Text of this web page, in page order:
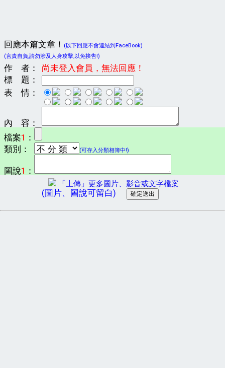
回應本篇文章！
(以下回應不會連結到FaceBook)
(言責自負,請勿涉及人身攻擊,以免挨告!)
作 者：
尚未登入會員，無法回應！
標 題：
表 情：
內 容：
檔案1 ：
類別：
(可存入分類相簿中!)
圖說1 ：
「上傳」更多圖片、影音或文字檔案
(圖片、圖說可留白)